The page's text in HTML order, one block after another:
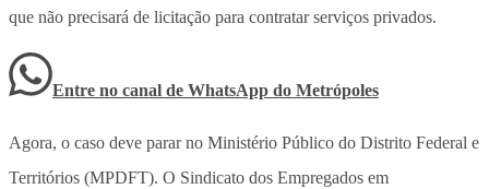
que não precisará de licitação para contratar serviços privados.
Entre no canal de WhatsApp do Metrópoles
Agora, o caso deve parar no Ministério Público do Distrito Federal e
Territórios (MPDFT). O Sindicato dos Empregados em